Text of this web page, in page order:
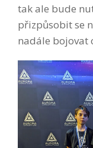
tak ale bude
přizpůsobit se
nadále bojovat